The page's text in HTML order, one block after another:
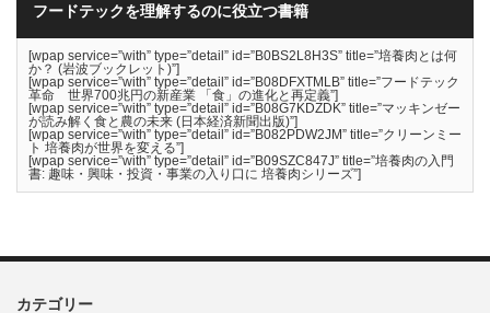
フードテックを理解するのに役立つ書籍
[wpap service=”with” type=”detail” id=”B0BS2L8H3S” title=”培養肉とは何
か？ (岩波ブックレット)”]
[wpap service=”with” type=”detail” id=”B08DFXTMLB” title=”フードテック
革命 世界700兆円の新産業 「食」の進化と再定義”]
[wpap service=”with” type=”detail” id=”B08G7KDZDK” title=”マッキンゼー
が読み解く食と農の未来 (日本経済新聞出版)”]
[wpap service=”with” type=”detail” id=”B082PDW2JM” title=”クリーンミー
ト 培養肉が世界を変える”]
[wpap service=”with” type=”detail” id=”B09SZC847J” title=”培養肉の入門
書: 趣味・興味・投資・事業の入り口に 培養肉シリーズ”]
カテゴリー